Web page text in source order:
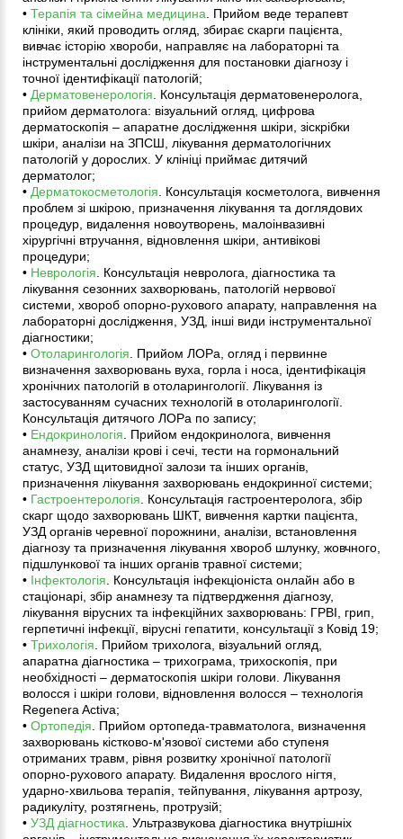
• Терапія та сімейна медицина . Прийом веде терапевт
клініки, який проводить огляд, збирає скарги пацієнта,
вивчає історію хвороби, направляє на лабораторні та
інструментальні дослідження для постановки діагнозу і
точної ідентифікації патологій;
• Дерматовенерологія . Консультація дерматовенеролога,
прийом дерматолога: візуальний огляд, цифрова
дерматоскопія – апаратне дослідження шкіри, зіскрібки
шкіри, аналізи на ЗПСШ, лікування дерматологічних
патологій у дорослих. У клініці приймає дитячий
дерматолог;
• Дерматокосметологія . Консультація косметолога, вивчення
проблем зі шкірою, призначення лікування та доглядових
процедур, видалення новоутворень, малоінвазивні
хірургічні втручання, відновлення шкіри, антивікові
процедури;
• Неврологія . Консультація невролога, діагностика та
лікування сезонних захворювань, патологій нервової
системи, хвороб опорно-рухового апарату, направлення на
лабораторні дослідження, УЗД, інші види інструментальної
діагностики;
• Отоларингологія . Прийом ЛОРа, огляд і первинне
визначення захворювань вуха, горла і носа, ідентифікація
хронічних патологій в отоларингології. Лікування із
застосуванням сучасних технологій в отоларингології.
Консультація дитячого ЛОРа по запису;
• Ендокринологія . Прийом ендокринолога, вивчення
анамнезу, аналізи крові і сечі, тести на гормональний
статус, УЗД щитовидної залози та інших органів,
призначення лікування захворювань ендокринної системи;
• Гастроентерологія . Консультація гастроентеролога, збір
скарг щодо захворювань ШКТ, вивчення картки пацієнта,
УЗД органів черевної порожнини, аналізи, встановлення
діагнозу та призначення лікування хвороб шлунку, жовчного,
підшлункової та інших органів травної системи;
• Інфектологія . Консультація інфекціоніста онлайн або в
стаціонарі, збір анамнезу та підтвердження діагнозу,
лікування вірусних та інфекційних захворювань: ГРВІ, грип,
герпетичні інфекції, вірусні гепатити, консультації з Ковід 19;
• Трихологія . Прийом трихолога, візуальний огляд,
апаратна діагностика – трихограма, трихоскопія, при
необхідності – дерматоскопія шкіри голови. Лікування
волосся і шкіри голови, відновлення волосся – технологія
Regenera Activa;
• Ортопедія . Прийом ортопеда-травматолога, визначення
захворювань кістково-м'язової системи або ступеня
отриманих травм, рівня розвитку хронічної патології
опорно-рухового апарату. Видалення врослого нігтя,
ударно-хвильова терапія, тейпування, лікування артрозу,
радикуліту, розтягнень, протрузій;
• УЗД діагностика . Ультразвукова діагностика внутрішніх